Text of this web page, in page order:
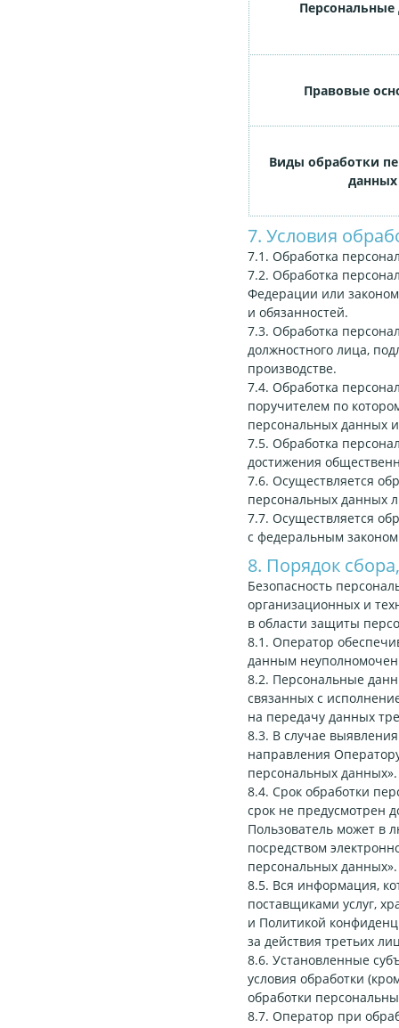
Персональные
Правовые
Виды обработки
данных
7. Условия
7.1. Обработка
7.2. Обработка
Федерации или
и обязанностей.
7.3. Обработка
должностного лица,
производстве.
7.4. Обработка
поручителем по
персональных данных
7.5. Обработка
достижения
7.6. Осуществляется
персональных данных
7.7. Осуществляется
с федеральным
8. Порядок
Безопасность
организационных и
в области защиты
8.1. Оператор
данным
8.2. Персональные
связанных с
на передачу данных
8.3. В случае
направления
персональных данных».
8.4. Срок обработки
срок не предусмотрен
Пользователь может в
посредством
персональных данных».
8.5. Вся информация,
поставщиками услуг,
и Политикой
за действия третьих
8.6. Установленные
условия обработки
обработки
8.7. Оператор при